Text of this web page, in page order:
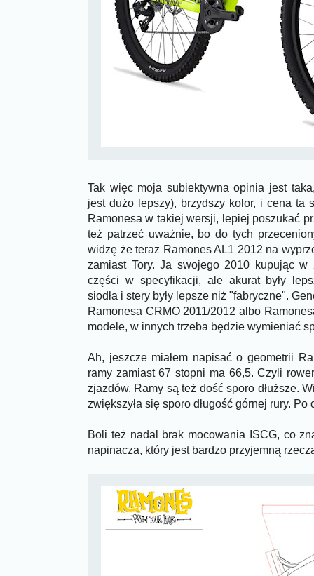
Tak więc moja subiektywna opinia jest
jest dużo lepszy), brzydszy kolor, i cena ta
Ramonesa w takiej wersji, lepiej poszukać
też patrzeć uważnie, bo do tych
widzę że teraz Ramones AL1 2012 na
zamiast Tory. Ja swojego 2010 kupując w
części w specyfikacji, ale akurat były
siodła i stery były lepsze niż "fabryczne".
Ramonesa CRMO 2011/2012 albo
modele, w innych trzeba będzie wymieniać
Ah, jeszcze miałem napisać o geometrii
ramy zamiast 67 stopni ma 66,5. Czyli
zjazdów. Ramy są też dość sporo dłuższe.
zwiększyła się sporo długość górnej rury.
Boli też nadal brak mocowania ISCG, co
napinacza, który jest bardzo przyjemną